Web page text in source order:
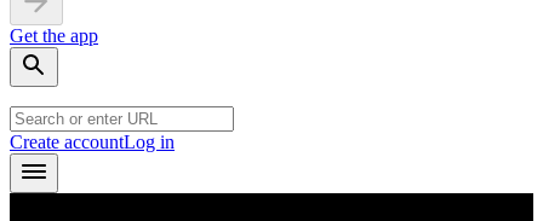
Get the app
Create accountLog in